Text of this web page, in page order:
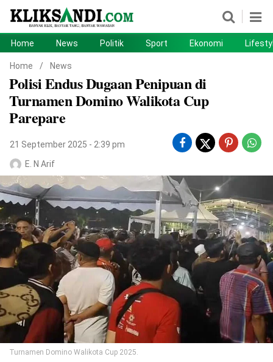
Politik Sport
©
Copyright
2026
Klik
Sandi
All
right
Home News Politik Sport Ekonomi
Home / News
Polisi Endus Dugaan Penipuan di
Turnamen Domino Walikota Cup
Parepare
21 September 2025 - 2:39 pm
E. N Arif
Turnamen Domino Walikota Cup 2025.